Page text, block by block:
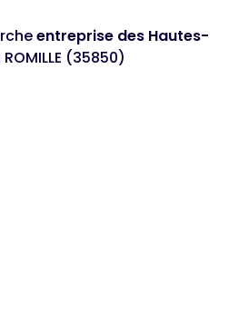
entreprise des Hautes-
(35850)